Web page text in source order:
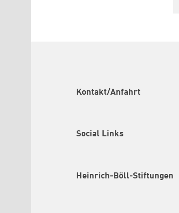
Kontakt/Anfahrt
Social Links
Heinrich-Böll-Stiftungen